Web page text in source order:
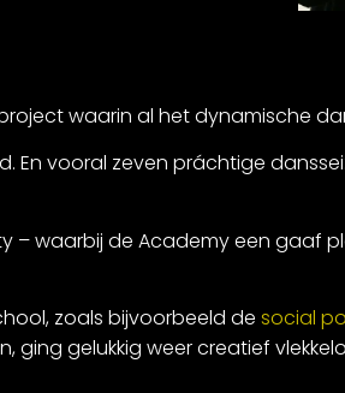
waarin al het dynamische
vooral zeven práchtige
– waarbij de Academy een gaaf
zoals bijvoorbeeld de social
ging gelukkig weer creatief